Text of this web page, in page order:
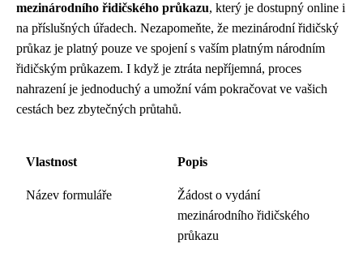
mezinárodního řidičského průkazu, který je dostupný online i
na příslušných úřadech. Nezapomeňte, že mezinárodní řidičský
průkaz je platný pouze ve spojení s vaším platným národním
řidičským průkazem. I když je ztráta nepříjemná, proces
nahrazení je jednoduchý a umožní vám pokračovat ve vašich
cestách bez zbytečných průtahů.
Vlastnost Popis
Název formuláře
Žádost o vydání
mezinárodního řidičského
průkazu